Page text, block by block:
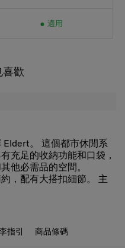
適用
歡
。 這個都市休閒系
充足的收納功能和口袋，
他必需品的空間。
，配有大搭扣細節。 主
。 內部有多個口袋，正
指引 商品條碼